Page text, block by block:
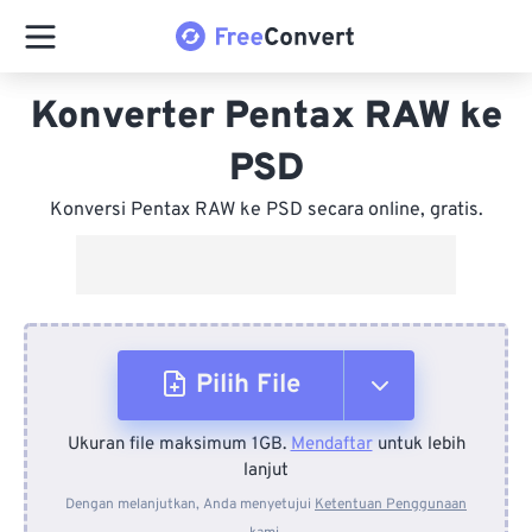
Konverter Pentax RAW ke
PSD
Konversi Pentax RAW ke PSD secara online, gratis.
Pilih File
Dari Perangkat
Ukuran file maksimum 1GB.Mendaftaruntuk lebih
lanjut
Dengan melanjutkan, Anda menyetujui Ketentuan Penggunaan